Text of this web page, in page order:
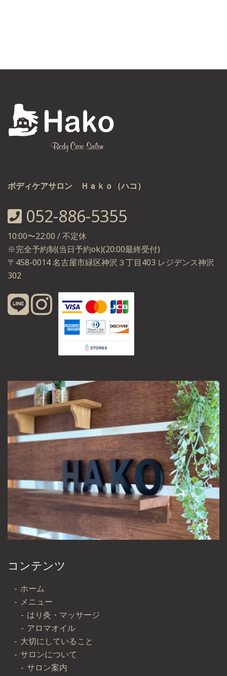
ボディケアサロン Ｈａｋｏ（ハコ）
052-886-5355
10:00〜22:00 / 不定休
※完全予約制(当日予約ok)(20:00最終受付)
〒458-0014 名古屋市緑区神沢３丁目403 レジデンス神沢
302
コンテンツ
ホーム
メニュー
はり灸・マッサージ
アロマオイル
大切にしていること
サロンについて
サロン案内